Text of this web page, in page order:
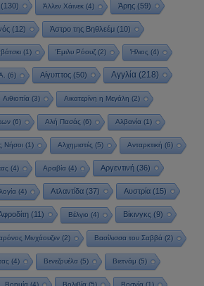
(130) Άλλεν Χάινεκ (4) Άρης (59)
(12) Άστρο της Βηθλεέμ (10)
(1) Έμιλυ Ρόουζ(2) Ήλιος (4)
(6) Αίγυπτος(50) Αγγλία(218)
Αιθιοπία(3) Αικατερίνη η Μεγάλη (2)
(6) Αλή Πασάς (6) Αλβανία(1)
Νήσοι(1) Αλχημιστές (5) Ανταρκτική (6)
(4) Αραβία (4) Αργεντινή (36)
(4) Ατλαντίδα (37) Αυστρία (15)
(11) Βέλγιο (4) Βίκινγκς (9)
Μινχάουζεν (2) Βασίλισσα του Σαββά (2)
(4) Βενεζουέλα(5) Βιετνάμ (5)
Βοημία (4) Βολιβία (5) Βοσνία (1)